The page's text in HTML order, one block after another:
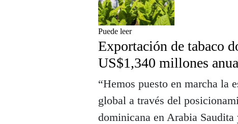
Puede leer
Exportación de tabaco
US$1,340 millones
“Hemos puesto en marcha la
global a través del
dominicana en Arabia